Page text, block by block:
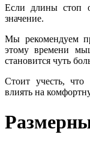
Если длины стоп
значение.
Мы рекомендуем
этому времени
становится чуть
Стоит учесть,
влиять на